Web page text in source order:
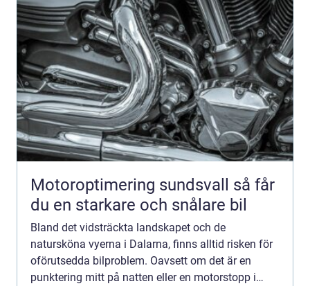
Motoroptimering sundsvall så får
du en starkare och snålare bil
Bland det vidsträckta landskapet och de
natursköna vyerna i Dalarna, finns alltid risken för
oförutsedda bilproblem. Oavsett om det är en
punktering mitt på natten eller en motorstopp i